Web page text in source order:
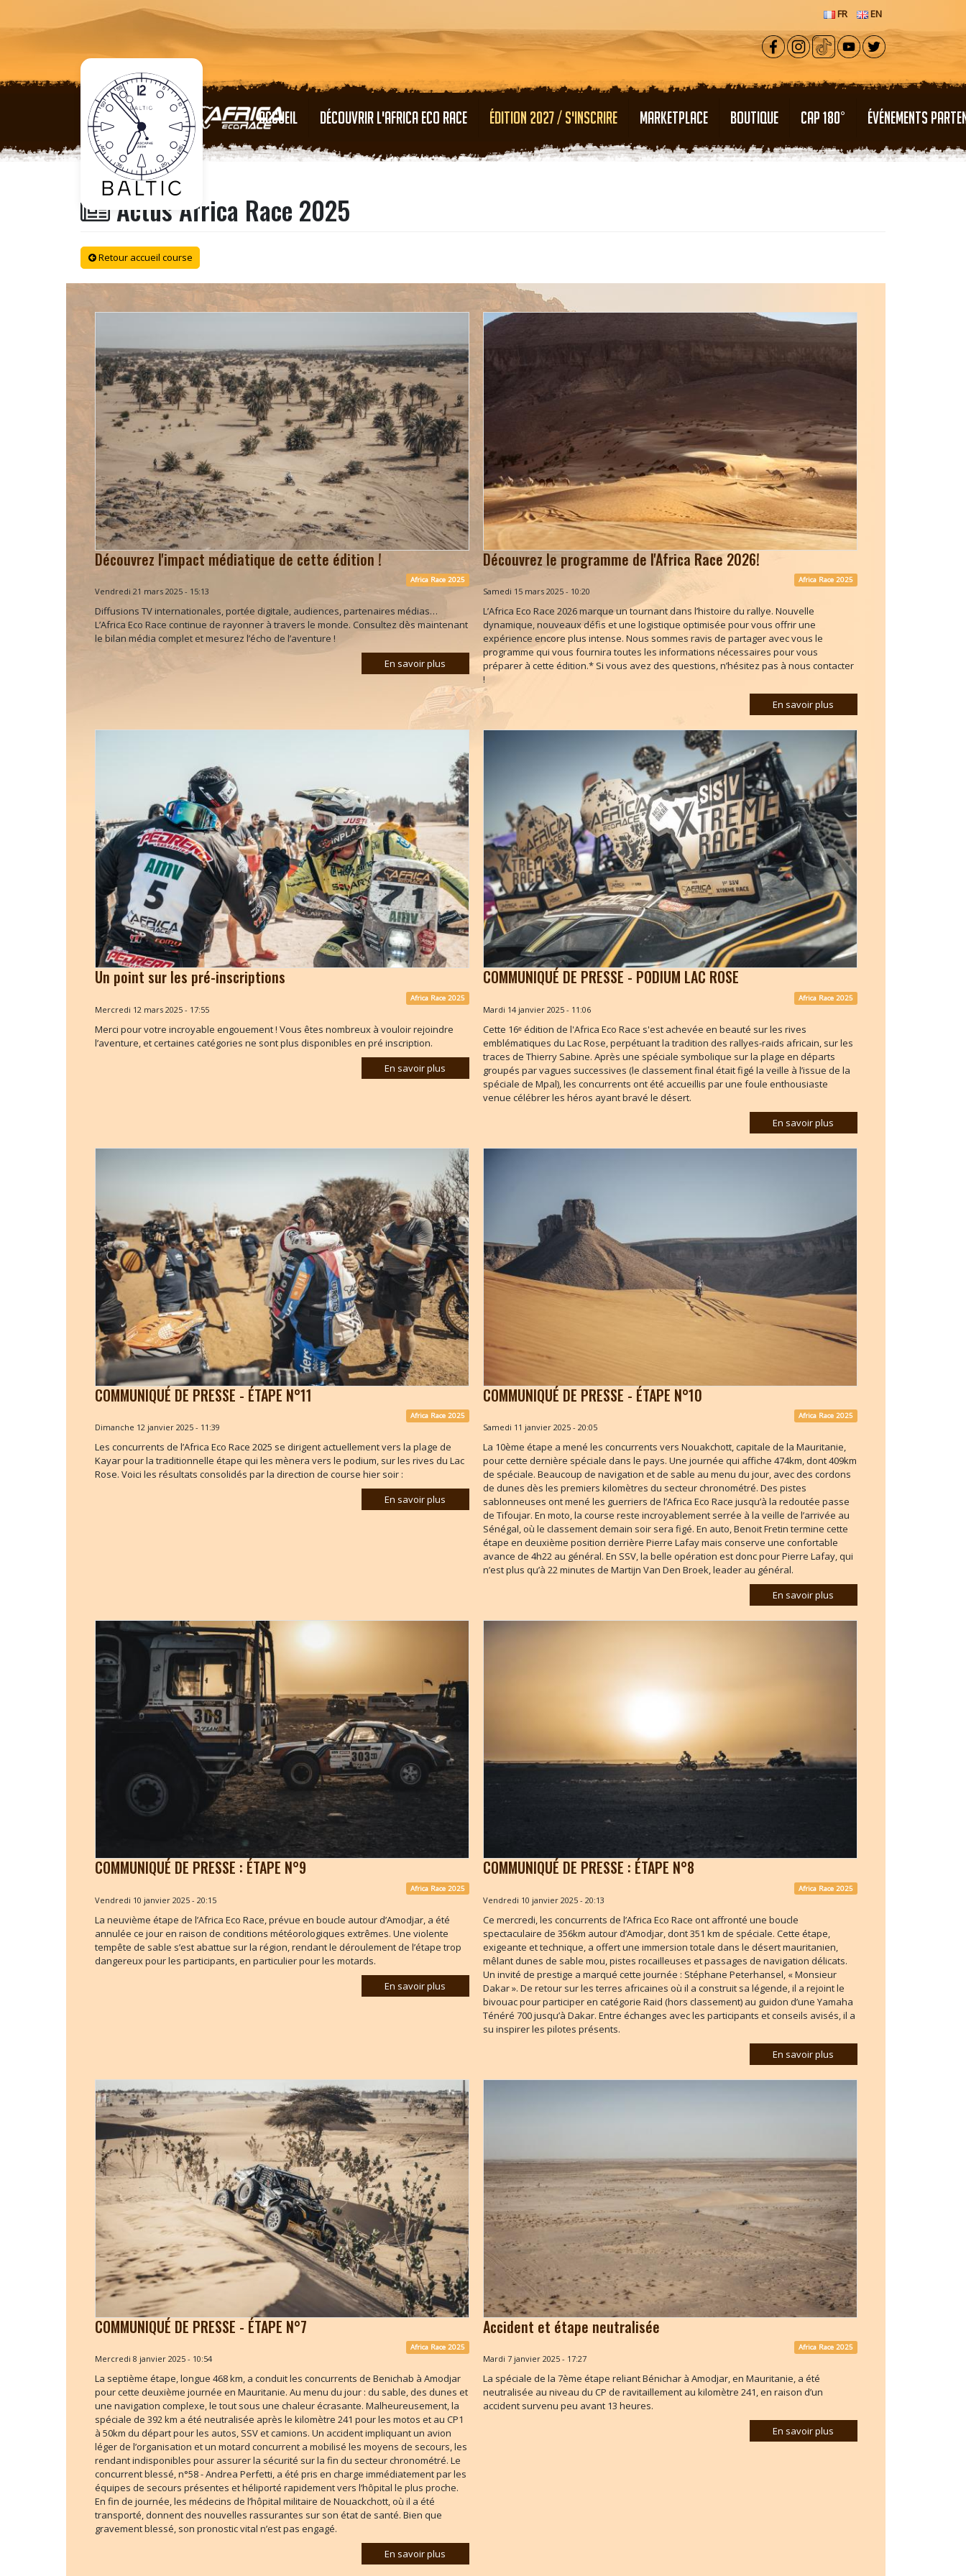
FR EN
ACCUEIL DÉCOUVRIR L'AFRICA ECO RACE ÉDITION 2027 / S'INSCRIRE MARKETPLACE BOUTIQUE CAP 180° ÉVÉNEMENTS
Actus Africa Race 2025
Retour accueil course
Découvrez l'impact médiatique de cette édition !
Africa Race 2025
Vendredi 21 mars 2025 - 15:13
Diffusions TV internationales, portée digitale, audiences, partenaires médias…
L’Africa Eco Race continue de rayonner à travers le monde. Consultez dès maintenant
le bilan média complet et mesurez l’écho de l’aventure !
En savoir plus
Découvrez le programme de l'Africa Race 2026!
Africa Race 2025
Samedi 15 mars 2025 - 10:20
L’Africa Eco Race 2026 marque un tournant dans l’histoire du rallye. Nouvelle
dynamique, nouveaux défis et une logistique optimisée pour vous offrir une
expérience encore plus intense. Nous sommes ravis de partager avec vous le
programme qui vous fournira toutes les informations nécessaires pour vous
préparer à cette édition.* Si vous avez des questions, n’hésitez pas à nous contacter
!
En savoir plus
Un point sur les pré-inscriptions
Africa Race 2025
Mercredi 12 mars 2025 - 17:55
Merci pour votre incroyable engouement ! Vous êtes nombreux à vouloir rejoindre
l’aventure, et certaines catégories ne sont plus disponibles en pré inscription.
En savoir plus
COMMUNIQUÉ DE PRESSE - PODIUM LAC ROSE
Africa Race 2025
Mardi 14 janvier 2025 - 11:06
Cette 16ᵉ édition de l'Africa Eco Race s'est achevée en beauté sur les rives
emblématiques du Lac Rose, perpétuant la tradition des rallyes-raids africain, sur les
traces de Thierry Sabine. Après une spéciale symbolique sur la plage en départs
groupés par vagues successives (le classement final était figé la veille à l’issue de la
spéciale de Mpal), les concurrents ont été accueillis par une foule enthousiaste
venue célébrer les héros ayant bravé le désert.
En savoir plus
COMMUNIQUÉ DE PRESSE - ÉTAPE N°11
Africa Race 2025
Dimanche 12 janvier 2025 - 11:39
Les concurrents de l’Africa Eco Race 2025 se dirigent actuellement vers la plage de
Kayar pour la traditionnelle étape qui les mènera vers le podium, sur les rives du Lac
Rose. Voici les résultats consolidés par la direction de course hier soir :
En savoir plus
COMMUNIQUÉ DE PRESSE - ÉTAPE N°10
Africa Race 2025
Samedi 11 janvier 2025 - 20:05
La 10ème étape a mené les concurrents vers Nouakchott, capitale de la Mauritanie,
pour cette dernière spéciale dans le pays. Une journée qui affiche 474km, dont 409km
de spéciale. Beaucoup de navigation et de sable au menu du jour, avec des cordons
de dunes dès les premiers kilomètres du secteur chronométré. Des pistes
sablonneuses ont mené les guerriers de l’Africa Eco Race jusqu’à la redoutée passe
de Tifoujar. En moto, la course reste incroyablement serrée à la veille de l’arrivée au
Sénégal, où le classement demain soir sera figé. En auto, Benoit Fretin termine cette
étape en deuxième position derrière Pierre Lafay mais conserve une confortable
avance de 4h22 au général. En SSV, la belle opération est donc pour Pierre Lafay, qui
n’est plus qu’à 22 minutes de Martijn Van Den Broek, leader au général.
En savoir plus
COMMUNIQUÉ DE PRESSE : ÉTAPE N°9
Africa Race 2025
Vendredi 10 janvier 2025 - 20:15
La neuvième étape de l’Africa Eco Race, prévue en boucle autour d’Amodjar, a été
annulée ce jour en raison de conditions météorologiques extrêmes. Une violente
tempête de sable s’est abattue sur la région, rendant le déroulement de l’étape trop
dangereux pour les participants, en particulier pour les motards.
En savoir plus
COMMUNIQUÉ DE PRESSE : ÉTAPE N°8
Africa Race 2025
Vendredi 10 janvier 2025 - 20:13
Ce mercredi, les concurrents de l’Africa Eco Race ont affronté une boucle
spectaculaire de 356km autour d’Amodjar, dont 351 km de spéciale. Cette étape,
exigeante et technique, a offert une immersion totale dans le désert mauritanien,
mêlant dunes de sable mou, pistes rocailleuses et passages de navigation délicats.
Un invité de prestige a marqué cette journée : Stéphane Peterhansel, « Monsieur
Dakar ». De retour sur les terres africaines où il a construit sa légende, il a rejoint le
bivouac pour participer en catégorie Raid (hors classement) au guidon d’une Yamaha
Ténéré 700 jusqu’à Dakar. Entre échanges avec les participants et conseils avisés, il a
su inspirer les pilotes présents.
En savoir plus
COMMUNIQUÉ DE PRESSE - ÉTAPE N°7
Africa Race 2025
Mercredi 8 janvier 2025 - 10:54
La septième étape, longue 468 km, a conduit les concurrents de Benichab à Amodjar
pour cette deuxième journée en Mauritanie. Au menu du jour : du sable, des dunes et
une navigation complexe, le tout sous une chaleur écrasante. Malheureusement, la
spéciale de 392 km a été neutralisée après le kilomètre 241 pour les motos et au CP1
à 50km du départ pour les autos, SSV et camions. Un accident impliquant un avion
léger de l’organisation et un motard concurrent a mobilisé les moyens de secours, les
rendant indisponibles pour assurer la sécurité sur la fin du secteur chronométré. Le
concurrent blessé, n°58 - Andrea Perfetti, a été pris en charge immédiatement par les
équipes de secours présentes et héliporté rapidement vers l’hôpital le plus proche.
En fin de journée, les médecins de l’hôpital militaire de Nouackchott, où il a été
transporté, donnent des nouvelles rassurantes sur son état de santé. Bien que
gravement blessé, son pronostic vital n’est pas engagé.
En savoir plus
Accident et étape neutralisée
Africa Race 2025
Mardi 7 janvier 2025 - 17:27
La spéciale de la 7ème étape reliant Bénichar à Amodjar, en Mauritanie, a été
neutralisée au niveau du CP de ravitaillement au kilomètre 241, en raison d’un
accident survenu peu avant 13 heures.
En savoir plus